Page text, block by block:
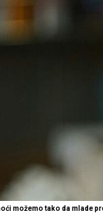
možemo tako da mlade